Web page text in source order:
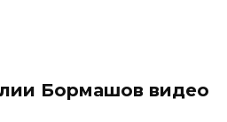
Бормашов видео